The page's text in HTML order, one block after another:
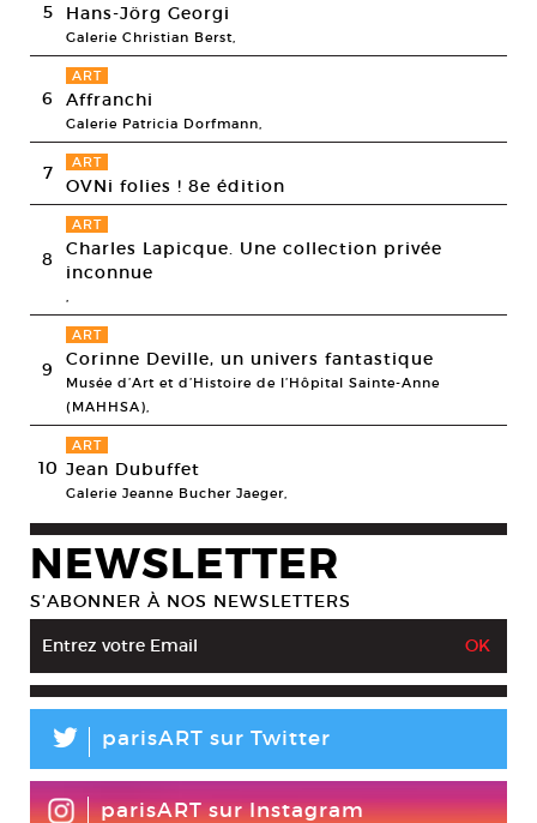
5 Hans-Jörg Georgi
Galerie Christian Berst,
6
ART
Affranchi
Galerie Patricia Dorfmann,
7 ART
OVNi folies ! 8e édition
8
ART
Charles Lapicque. Une collection privée
inconnue
,
9
ART
Corinne Deville, un univers fantastique
Musée d’Art et d’Histoire de l’Hôpital Sainte-Anne
(MAHHSA),
10
ART
Jean Dubuffet
Galerie Jeanne Bucher Jaeger,
NEWSLETTER
S’ABONNER À NOS NEWSLETTERS
L parisART sur Twitter
parisART sur Instagram